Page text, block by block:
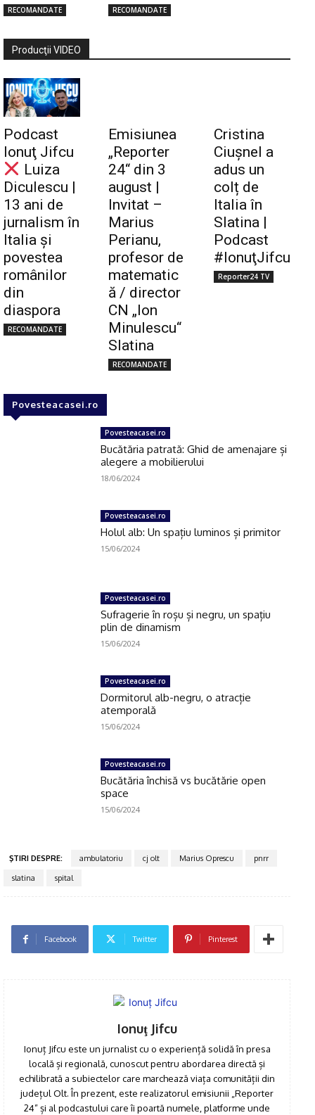
Click pe imagine
RECOMANDATE RECOMANDATE
Producţii VIDEO
Podcast
Ionuţ Jifcu
Luiza
Diculescu |
13 ani de
jurnalism în
Italia și
povestea
românilor
din
diaspora
RECOMANDATE
Emisiunea
„Reporter
24“ din 3
august |
Invitat –
Marius
Perianu,
profesor de
matematic
ă / director
CN „Ion
Minulescu“
Slatina
RECOMANDATE
Cristina
Ciuşnel a
adus un
colț de
Italia în
Slatina |
Podcast
#IonuţJifcu
Reporter24 TV
Povesteacasei.ro
Povesteacasei.ro
Bucătăria patrată: Ghid de amenajare și
alegere a mobilierului
18/06/2024
Povesteacasei.ro
Holul alb: Un spațiu luminos și primitor
15/06/2024
Povesteacasei.ro
Sufragerie în roșu și negru, un spațiu
plin de dinamism
15/06/2024
Povesteacasei.ro
Dormitorul alb-negru, o atracție
atemporală
15/06/2024
Povesteacasei.ro
Bucătăria închisă vs bucătărie open
space
15/06/2024
ŞTIRI DESPRE: ambulatoriu cj olt Marius Oprescu
pnrr
slatina
spital
Facebook Twitter Pinterest
Ionuţ Jifcu
Ionuț Jifcu este un jurnalist cu o experiență solidă în presa
locală și regională, cunoscut pentru abordarea directă și
echilibrată a subiectelor care marchează viața comunității din
județul Olt. În prezent, este realizatorul emisiunii „Reporter
24” și al podcastului care îi poartă numele, platforme unde